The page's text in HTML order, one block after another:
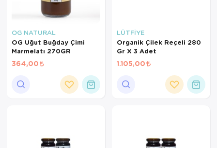
OG NATURAL
OG Uğut Buğday Çimi
Marmelatı 270GR
364,00
LÜTFİYE
Organik Çilek Reçeli 280
Gr X 3 Adet
1.105,00